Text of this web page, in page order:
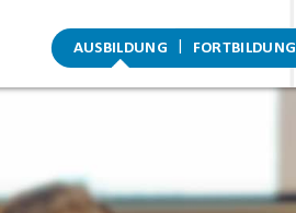
AUSBILDUNG FORTBILDUNG